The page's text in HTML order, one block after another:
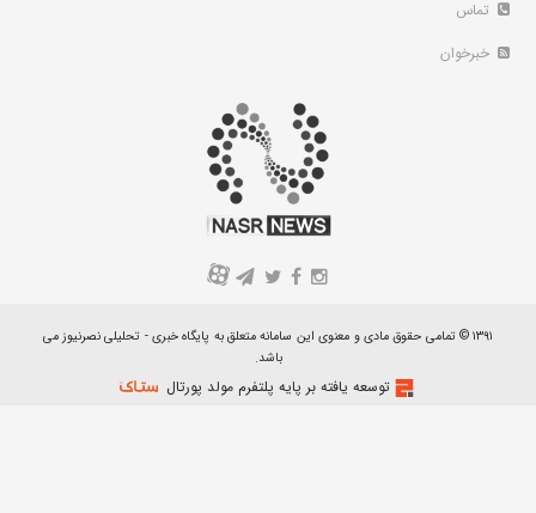
تماس
خبرخوان
A
۱۳۹۱ © تمامی حقوق مادی و معنوی این سامانه متعلق به پایگاه خبری - تحلیلی نصرنیوز می
باشد.
توسعه یافته بر پایه پلتفرم مولد پورتال